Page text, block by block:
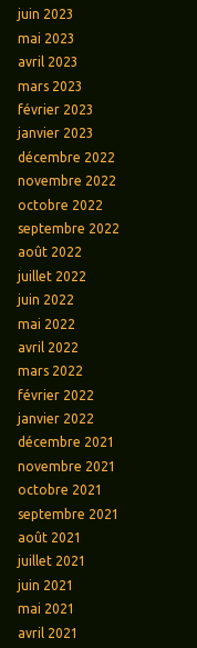
juin 2023
mai 2023
avril 2023
mars 2023
février 2023
janvier 2023
décembre 2022
novembre 2022
octobre 2022
septembre 2022
août 2022
juillet 2022
juin 2022
mai 2022
avril 2022
mars 2022
février 2022
janvier 2022
décembre 2021
novembre 2021
octobre 2021
septembre 2021
août 2021
juillet 2021
juin 2021
mai 2021
avril 2021